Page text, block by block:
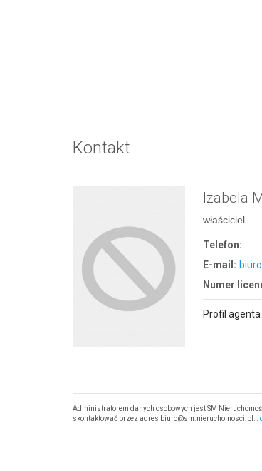
Kontakt
Izabela
właściciel
Telefon:
E-mail:
Numer
Profil agenta
Administratorem danych osobowych jest SM
skontaktować przez adres biuro@sm.nieruchomosci.pl…